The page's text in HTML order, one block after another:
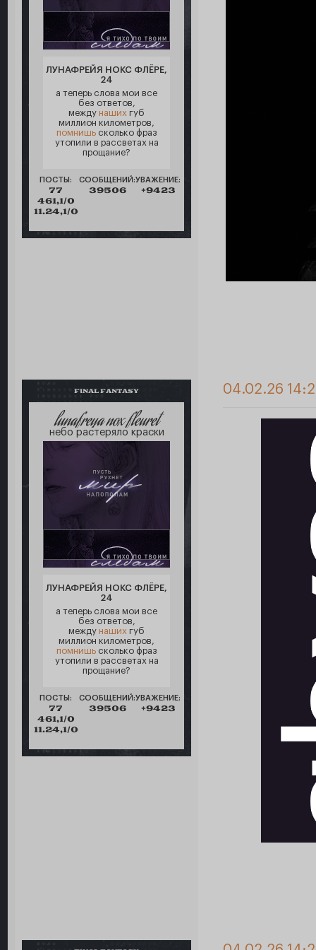
ЛУНАФРЕЙЯ НОКС ФЛЁРЕ,
24
а теперь слова мои все
без ответов,
между наших губ
миллион километров,
помнишьсколько фраз
утопили в рассветах на
прощание?
ПОСТЫ:
77
461,1/0
11.24,1/0
СООБЩЕНИЙ:
39506
УВАЖЕНИЕ:
+9423
FINAL FANTASY
lunafreya nox fleuret
небо растеряло краски
ЛУНАФРЕЙЯ НОКС ФЛЁРЕ,
24
а теперь слова мои все
без ответов,
между наших губ
миллион километров,
помнишьсколько фраз
утопили в рассветах на
прощание?
ПОСТЫ:
77
461,1/0
11.24,1/0
СООБЩЕНИЙ:
39506
УВАЖЕНИЕ:
+9423
04.02.26